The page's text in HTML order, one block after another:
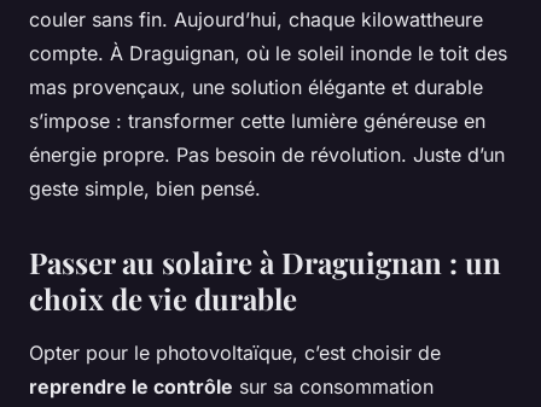
couler sans fin. Aujourd’hui, chaque kilowattheure
compte. À Draguignan, où le soleil inonde le toit des
mas provençaux, une solution élégante et durable
s’impose : transformer cette lumière généreuse en
énergie propre. Pas besoin de révolution. Juste d’un
geste simple, bien pensé.
Passer au solaire à Draguignan : un
choix de vie durable
Opter pour le photovoltaïque, c’est choisir de
reprendre le contrôle sur sa consommation